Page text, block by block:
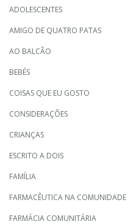
ADOLESCENTES
AMIGO DE QUATRO PATAS
AO BALCÃO
BEBÉS
COISAS QUE EU GOSTO
CONSIDERAÇÕES
CRIANÇAS
ESCRITO A DOIS
FAMÍLIA
FARMACÊUTICA NA COMUNIDADE
FARMÁCIA COMUNITÁRIA